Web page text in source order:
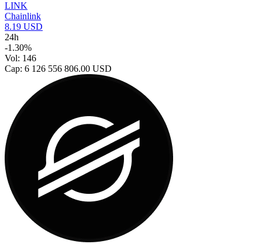
LINK
Chainlink
8.19 USD
24h
-1.30%
Vol: 146
Cap: 6 126 556 806.00 USD